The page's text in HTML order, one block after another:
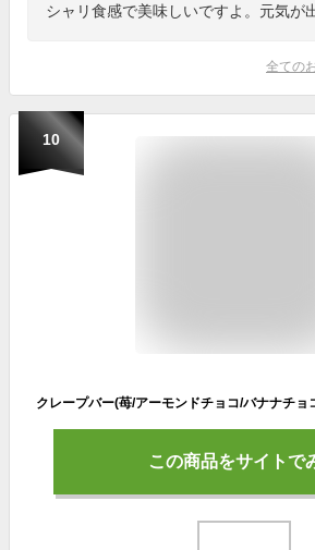
シャリ食感で美味しいですよ。元気が
全ての
10
この商品をサイトで